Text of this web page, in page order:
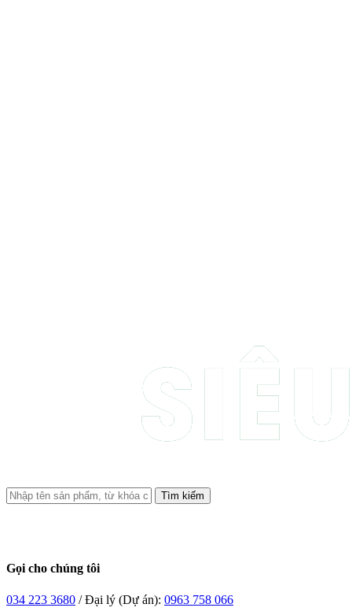
Tìm kiếm
Gọi cho chúng tôi
034 223 3680 / Đại lý (Dự án): 0963 758 066